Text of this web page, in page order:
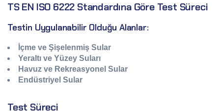
TS EN ISO 6222 Standardına Göre Test Süreci
Testin Uygulanabilir Olduğu Alanlar:
İçme ve Şişelenmiş Sular
Yeraltı ve Yüzey Suları
Havuz ve Rekreasyonel Sular
Endüstriyel Sular
Test Süreci